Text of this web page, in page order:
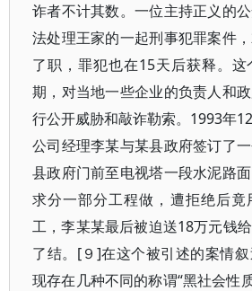
诈者不计其数。一位主持正义的
法处理王家的一起刑事犯罪案件
了职，罪犯也在15天后获释。
期，对当地一些企业的负责人和
行公开威胁和敲诈勒索。1993年
公司经理李某与某县政府签订了
县政府门前至电视塔一段水泥路
求分一部分工程做，遭拒绝后竟
工，李某某最后被迫送18万元钱
了结。[９]在这个被引述的案情
现存在几种不同的称谓“黑社会性